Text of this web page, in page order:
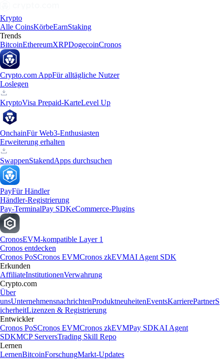
Krypto
Alle CoinsKörbeEarnStaking
Trends
BitcoinEthereumXRPDogecoinCronos
Crypto.com AppFür alltägliche Nutzer
Loslegen
KryptoVisa Prepaid-KarteLevel Up
OnchainFür Web3-Enthusiasten
Erweiterung erhalten
SwappenStakendApps durchsuchen
PayFür Händler
Händler-Registrierung
Pay-TerminalPay SDKeCommerce-Plugins
CronosEVM-kompatible Layer 1
Cronos entdecken
Cronos PoSCronos EVMCronos zkEVMAI Agent SDK
Erkunden
AffiliateInstitutionenVerwahrung
Crypto.com
Über
unsUnternehmensnachrichtenProduktneuheitenEventsKarrierePartnerS
icherheitLizenzen & Registrierung
Entwickler
Cronos PoSCronos EVMCronos zkEVMPay SDKAI Agent
SDKMCP ServersTrading Skill Repo
Lernen
LernenBitcoinForschungMarkt-Updates